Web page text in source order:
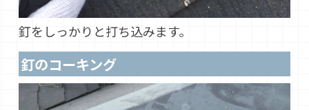
釘をしっかりと打ち込みます。
釘のコーキング